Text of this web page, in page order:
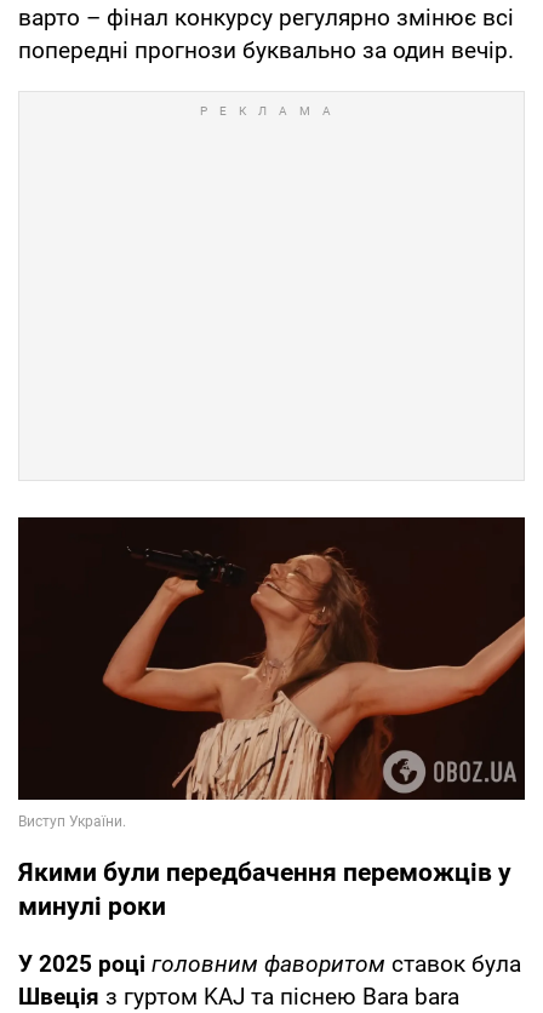
варто – фінал конкурсу регулярно змінює всі
попередні прогнози буквально за один вечір.
Якими були передбачення переможців у
минулі роки
У 2025 році головним фаворитом ставок була
Швеція з гуртом KAJ та піснею Bara bara